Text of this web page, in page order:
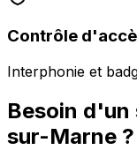
Contrôle
Interphonie et
Besoin d'un
sur-Marne ?